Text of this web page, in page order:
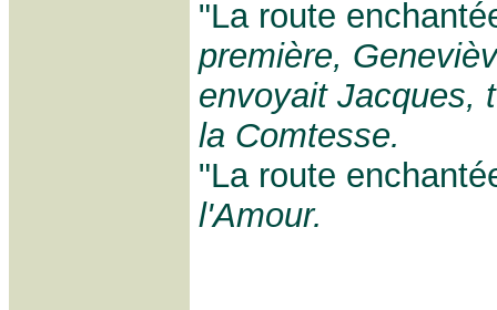
"La route
première,
envoyait Jacques,
la Comtesse.
"La route
l'Amour.